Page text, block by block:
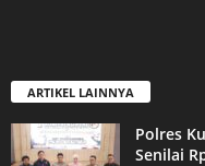
ARTIKEL LAINNYA
Polres
Senilai